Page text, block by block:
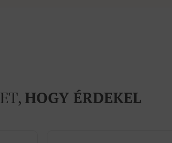
HOGY ÉRDEKEL